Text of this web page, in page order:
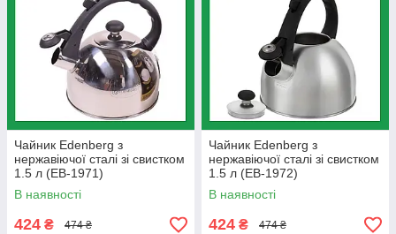
Чайник Edenberg з
нержавіючої сталі зі свистком
1.5 л (EB-1971)
В наявності
424 ₴ 474 ₴
Чайник Edenberg з
нержавіючої сталі зі свистком
1.5 л (EB-1972)
В наявності
424 ₴ 474 ₴